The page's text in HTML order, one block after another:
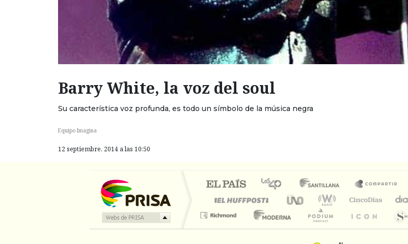
Barry White, la voz del soul
Su característica voz profunda, es todo un símbolo de la música negra
Equipo Imagina
12 septiembre, 2014 a las 10:50